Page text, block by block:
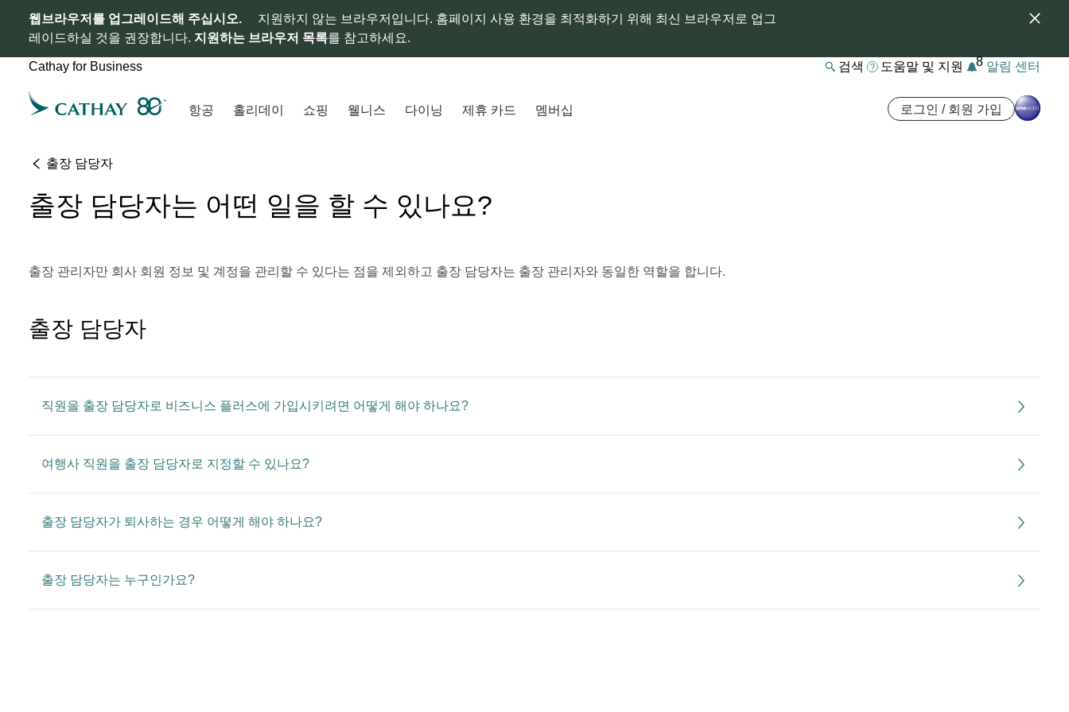
웹브라우저를 업그레이드해 주십시오.
지원하지 않는 브라우저입니다. 홈페이지 사용 환경을 최적화하기 위해 최신 브라우저로 업그
레이드하실 것을 권장합니다. 지원하는 브라우저 목록를 참고하세요.
Cathay for Business 검색 도움말 및 지원 8 알림 센터
항공 홀리데이 쇼핑 웰니스 다이닝 제휴 카드 멤버십 로그인 / 회원 가입
출장 담당자
출장 담당자는 어떤 일을 할 수 있나요?
출장 관리자만 회사 회원 정보 및 계정을 관리할 수 있다는 점을 제외하고 출장 담당자는 출장 관리자와 동일한 역할을 합니다.
출장 담당자
직원을 출장 담당자로 비즈니스 플러스에 가입시키려면 어떻게 해야 하나요?
여행사 직원을 출장 담당자로 지정할 수 있나요?
출장 담당자가 퇴사하는 경우 어떻게 해야 하나요?
출장 담당자는 누구인가요?